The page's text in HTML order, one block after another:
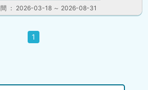
間 ： 2026-03-18 ～ 2026-08-31
1